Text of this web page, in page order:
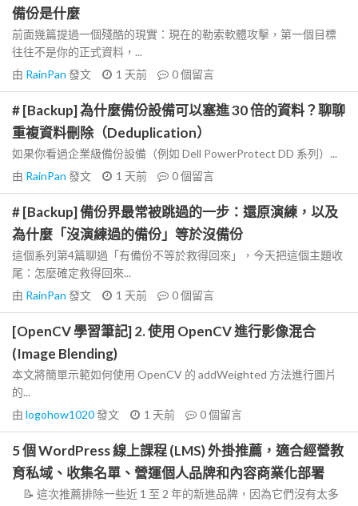
備份是什麼
前面幾篇提過一個殘酷的現實：現在的勒索軟體攻擊，第一個目標
往往不是你的正式資料，...
由 RainPan 發文 1 天前 0個留言
# [Backup] 為什麼備份設備可以塞進 30 倍的資料？聊聊
重複資料刪除（Deduplication）
如果你看過企業級備份設備（例如 Dell PowerProtect DD 系列）...
由 RainPan 發文 1 天前 0個留言
# [Backup] 備份界最常被跳過的一步：還原演練，以及
為什麼「沒演練過的備份」等於沒備份
這個系列第4篇聊過「有備份不等於救得回來」，今天把這個主題收
尾：怎麼確定救得回來...
由 RainPan 發文 1 天前 0個留言
[OpenCV 學習筆記] 2. 使用 OpenCV 進行影像混合
(Image Blending)
本文將簡單示範如何使用 OpenCV 的 addWeighted 方法進行圖片
的...
由 logohow1020發文 1 天前 0個留言
5 個 WordPress 線上課程 (LMS) 外掛推薦，適合經營教
育私域、收集名單、營運個人品牌和內容商業化部署
📝 這次推薦排除一些近 1 至 2 年的新進品牌，因為它們沒有太多